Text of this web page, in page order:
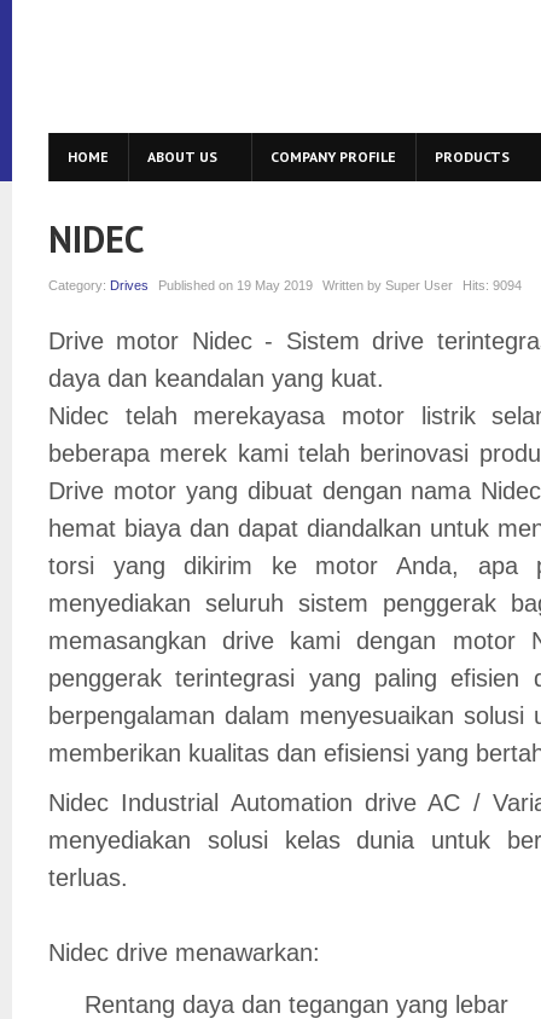
HOME ABOUT US COMPANY PROFILE PRODUCTS
NIDEC
Category: Drives Published on 19 May 2019 Written by Super User Hits: 9094
Drive motor Nidec - Sistem drive
daya dan keandalan yang kuat.
Nidec telah merekayasa motor listrik
beberapa merek kami telah berinovasi
Drive motor yang dibuat dengan nama
hemat biaya dan dapat diandalkan untuk
torsi yang dikirim ke motor Anda, apa
menyediakan seluruh sistem penggerak
memasangkan drive kami dengan motor
penggerak terintegrasi yang paling
berpengalaman dalam menyesuaikan
memberikan kualitas dan efisiensi yang
Nidec Industrial Automation drive AC /
menyediakan solusi kelas dunia untuk
terluas.
Nidec drive menawarkan:
Rentang daya dan tegangan yang lebar